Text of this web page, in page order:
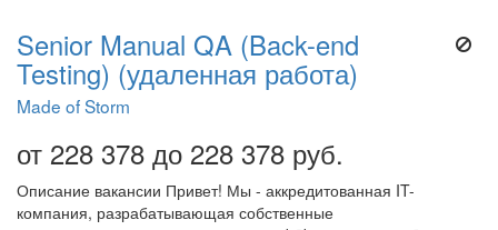
Senior Manual QA (Back-end
Testing) (удаленная работа)
Made of Storm
от 228 378 до 228 378 руб.
Описание вакансии Привет! Мы - аккредитованная IT-
компания, разрабатывающая собственные